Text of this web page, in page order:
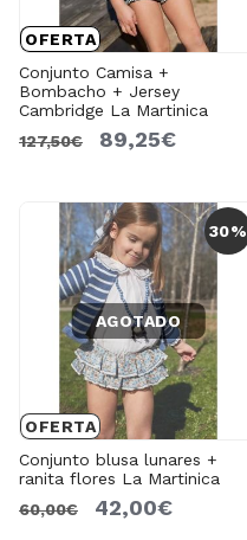
OFERTA
Conjunto Camisa +
Bombacho + Jersey
Cambridge La Martinica
127,50€
89,25€
30%
OFERTA
AGOTADO
Conjunto blusa lunares +
ranita flores La Martinica
60,00€
42,00€